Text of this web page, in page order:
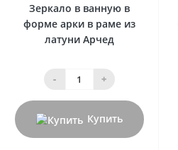
Зеркало в ванную в
форме арки в раме из
латуни Арчед
- +
Купить